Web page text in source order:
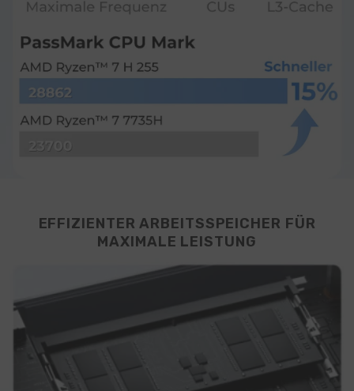
EFFIZIENTER ARBEITSSPEICHER FÜR
MAXIMALE LEISTUNG